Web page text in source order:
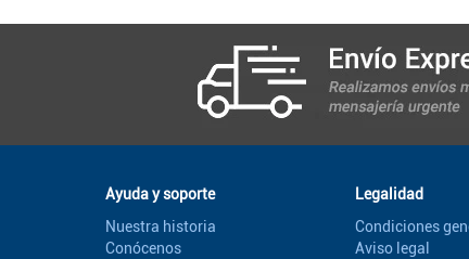
Ayuda y soporte
Nuestra historia
Conócenos
Legalidad
Condiciones
Aviso legal